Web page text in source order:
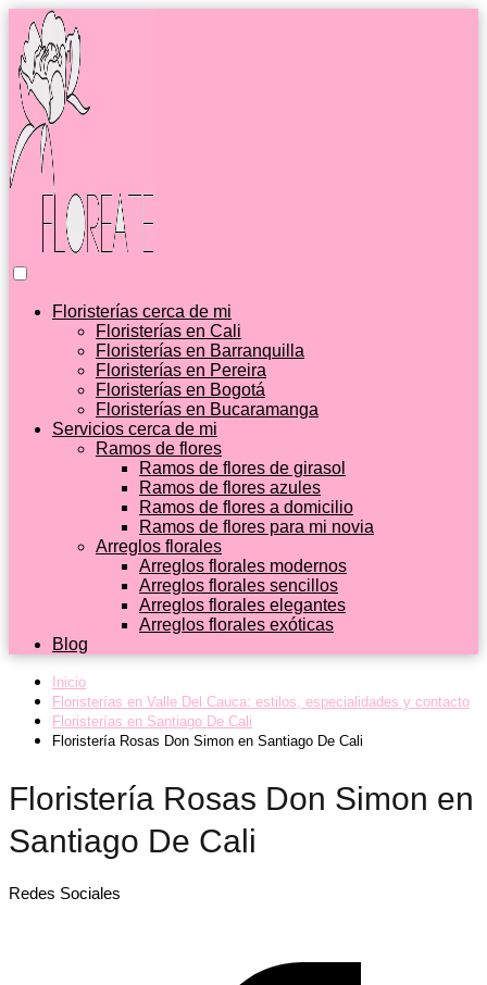
Floristerías cerca de mi
Floristerías en Cali
Floristerías en Barranquilla
Floristerías en Pereira
Floristerías en Bogotá
Floristerías en Bucaramanga
Servicios cerca de mi
Ramos de flores
Ramos de flores de girasol
Ramos de flores azules
Ramos de flores a domicilio
Ramos de flores para mi novia
Arreglos florales
Arreglos florales modernos
Arreglos florales sencillos
Arreglos florales elegantes
Arreglos florales exóticas
Blog
Inicio
Floristerías en Valle Del Cauca: estilos, especialidades y contacto
Floristerías en Santiago De Cali
Floristería Rosas Don Simon en Santiago De Cali
Floristería Rosas Don Simon en
Santiago De Cali
Redes Sociales